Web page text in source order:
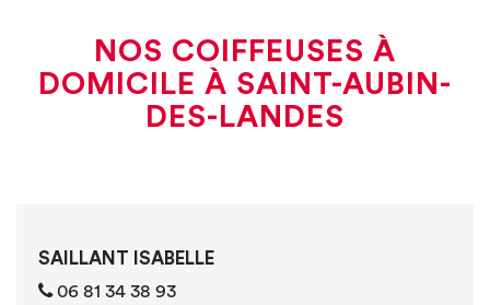
NOS COIFFEUSES À
DOMICILE À SAINT-AUBIN-
DES-LANDES
SAILLANT ISABELLE
06 81 34 38 93